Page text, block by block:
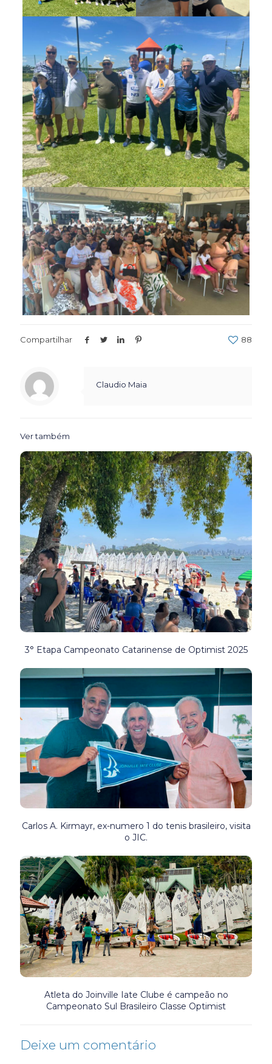
Compartilhar 88
Claudio Maia
Ver também
3° Etapa Campeonato Catarinense de Optimist 2025
Carlos A. Kirmayr, ex-numero 1 do tenis brasileiro, visita
o JIC.
Atleta do Joinville Iate Clube é campeão no
Campeonato Sul Brasileiro Classe Optimist
Deixe um comentário